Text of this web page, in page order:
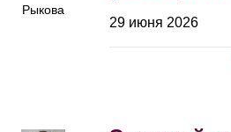
Рыкова
29 июня 2026